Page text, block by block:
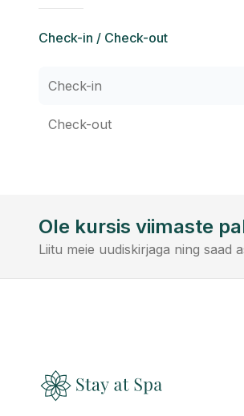
Check-in / Check-out
Check-in
Check-out
Ole kursis viimaste
Liitu meie uudiskirjaga ning saad